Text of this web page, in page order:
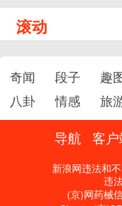
滚动
奇闻 段子 趣
八卦
情感 旅
导航 客
新浪网违法和
违
(京)网药械